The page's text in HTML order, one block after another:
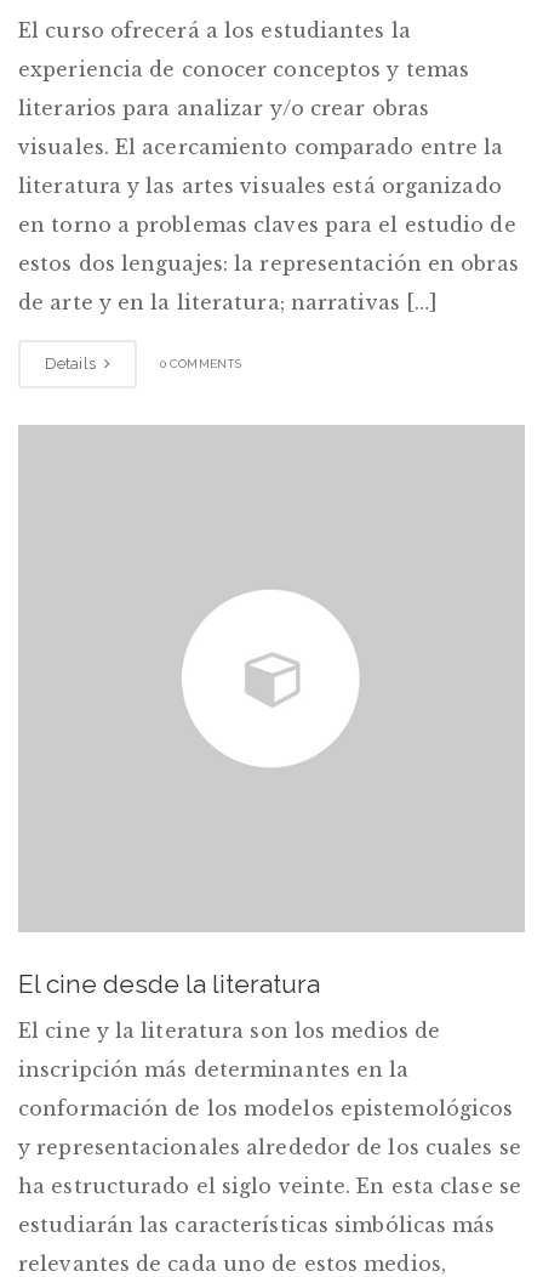
El curso ofrecerá a los estudiantes la
experiencia de conocer conceptos y temas
literarios para analizar y/o crear obras
visuales. El acercamiento comparado entre la
literatura y las artes visuales está organizado
en torno a problemas claves para el estudio de
estos dos lenguajes: la representación en obras
de arte y en la literatura; narrativas […]
Details 0 COMMENTS
El cine desde la literatura
El cine y la literatura son los medios de
inscripción más determinantes en la
conformación de los modelos epistemológicos
y representacionales alrededor de los cuales se
ha estructurado el siglo veinte. En esta clase se
estudiarán las características simbólicas más
relevantes de cada uno de estos medios,